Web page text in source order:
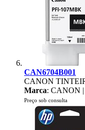
CAN6704B001
CANON
Marca: CANON |
Preço sob consulta